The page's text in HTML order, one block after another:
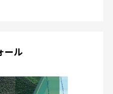
ール